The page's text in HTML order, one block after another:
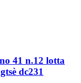
41 n.12 lotta
dc231